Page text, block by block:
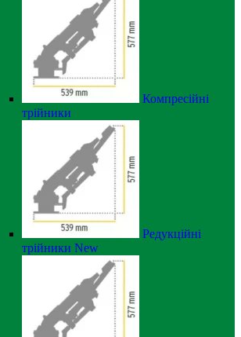
Компресійні
трійники
Редукційні
трійники New